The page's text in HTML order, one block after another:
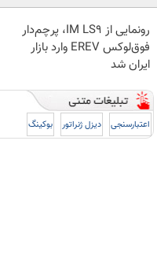
رونمایی از IM LS9، پرچم‌دار
فوق‌لوکس EREV وارد بازار
ایران شد
اعتبارسنجی دیزل ژنراتور بوکینگ